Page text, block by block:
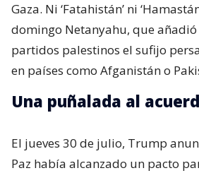
Gaza. Ni ‘Fatahistán’ ni
domingo Netanyahu, que
partidos palestinos el sufijo
en países como Afganistán o
Una puñalada al
El jueves 30 de julio, Trump
Paz había alcanzado un pacto